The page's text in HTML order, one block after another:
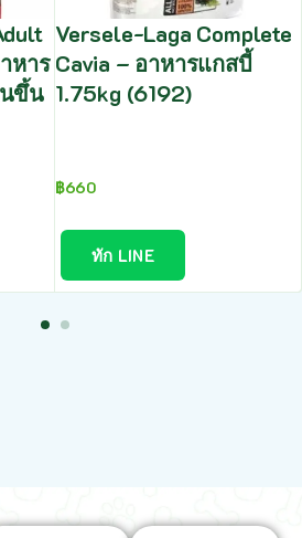
หาร
ขึ้น
Versele-Laga Complete
Cavia – อาหารแกสบี้
1.75kg (6192)
฿660
ทัก LINE